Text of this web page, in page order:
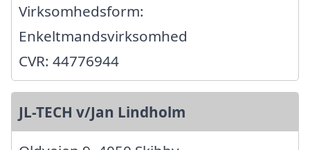
Virksomhedsform:
Enkeltmandsvirksomhed
CVR: 44776944
JL-TECH v/Jan Lindholm